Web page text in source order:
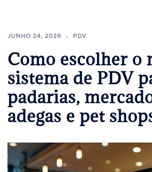
JUNHO 24, 2026 PDV
Como escolher o
sistema de PDV
padarias,
adegas e pet